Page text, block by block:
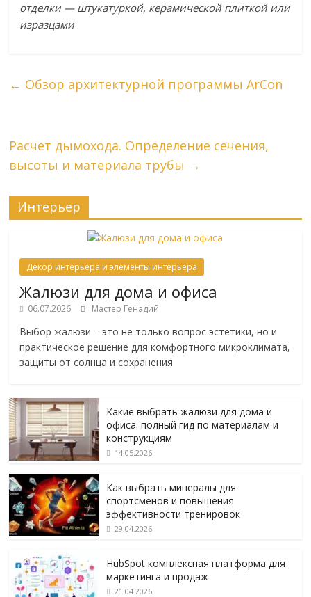
отделки — штукатуркой, керамической плиткой или
изразцами
← Обзор архитектурной программы ArCon
Расчет дымохода. Определение сечения,
высоты и материала трубы →
Интерьер
Декор интерьера и элементы интерьера
Жалюзи для дома и офиса
06.07.2026 Мастер Генадий
Выбор жалюзи – это не только вопрос эстетики, но и
практическое решение для комфортного микроклимата,
защиты от солнца и сохранения
Какие выбрать жалюзи для дома и
офиса: полный гид по материалам и
конструкциям
14.05.2026
Как выбрать минералы для
спортсменов и повышения
эффективности тренировок
29.04.2026
HubSpot комплексная платформа для
маркетинга и продаж
21.04.2026